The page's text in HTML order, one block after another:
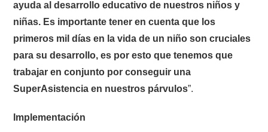
ayuda al desarrollo educativo de nuestros niños y
niñas. Es importante tener en cuenta que los
primeros mil días en la vida de un niño son cruciales
para su desarrollo, es por esto que tenemos que
trabajar en conjunto por conseguir una
SuperAsistencia en nuestros párvulos”.
Implementación